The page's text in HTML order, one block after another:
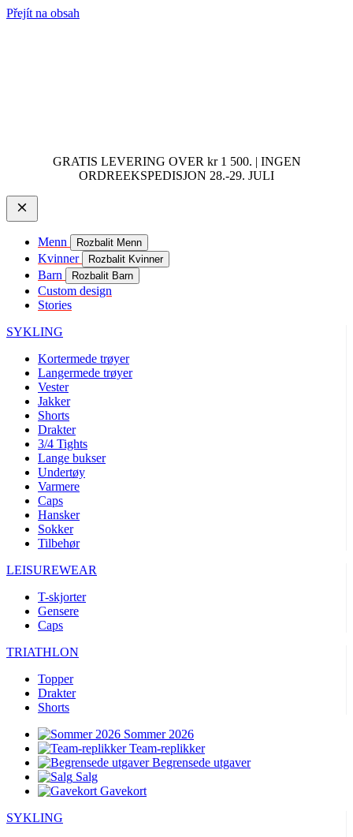
Přejít na obsah
GRATIS LEVERING OVER kr 1 500. | INGEN
ORDREEKSPEDISJON 28.-29. JULI
Menn Rozbalit Menn
Kvinner Rozbalit Kvinner
Barn Rozbalit Barn
Custom design
Stories
SYKLING
Kortermede trøyer
Langermede trøyer
Vester
Jakker
Shorts
Drakter
3/4 Tights
Lange bukser
Undertøy
Varmere
Caps
Hansker
Sokker
Tilbehør
LEISUREWEAR
T-skjorter
Gensere
Caps
TRIATHLON
Topper
Drakter
Shorts
Sommer 2026
Team-replikker
Begrensede utgaver
Salg
Gavekort
SYKLING